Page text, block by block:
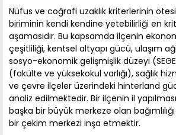
Nüfus ve coğrafi uzaklık kriterlerinin
biriminin kendi kendine yetebilirliği en
aşamasıdır. Bu kapsamda ilçenin
çeşitliliği, kentsel altyapı gücü, ulaşım
sosyo-ekonomik gelişmişlik düzeyi
(fakülte ve yüksekokul varlığı), sağlık
ve çevre ilçeler üzerindeki hinterland
analiz edilmektedir. Bir ilçenin il
başka bir büyük merkeze olan
bir çekim merkezi inşa etmektir.